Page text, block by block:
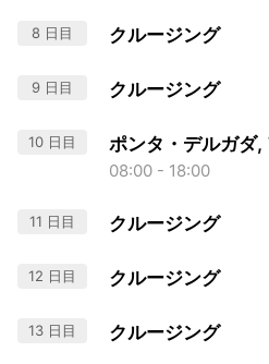
8 日目 クルージング
9 日目 クルージング
10 日目 ポンタ・デルガダ,
08:00 - 18:00
11 日目 クルージング
12 日目 クルージング
13 日目 クルージング